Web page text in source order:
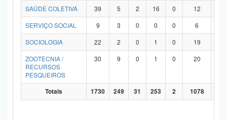
SAÚDE COLETIVA
39 5 2 16 0 12
SERVIÇO SOCIAL
9 3 0 0 0 6
SOCIOLOGIA
22 2 0 1 0 19
ZOOTECNIA /
RECURSOS
PESQUEIROS
30 9 0 1 0 20
Totais 1730 249 31 253 2 1078